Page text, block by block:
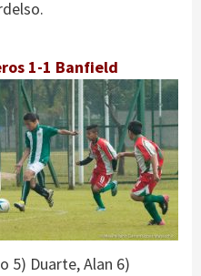
1-1 Banfield
5) Duarte, Alan 6)